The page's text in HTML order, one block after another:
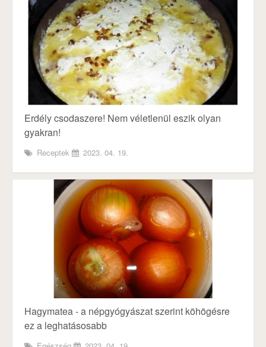
Erdély csodaszere! Nem véletlenül eszik olyan
gyakran!
Receptek 2023. 04. 19.
Hagymatea - a népgyógyászat szerint köhögésre
ez a leghatásosabb